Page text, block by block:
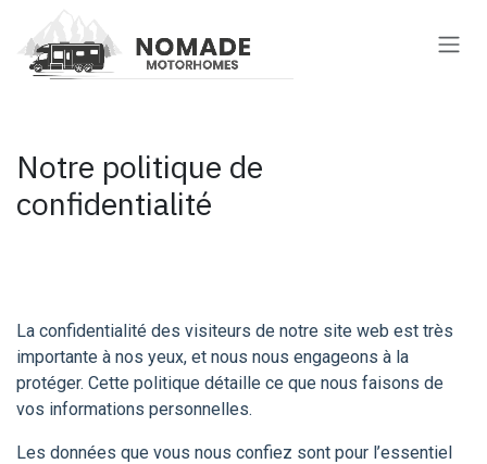
Notre politique de
confidentialité
La confidentialité des visiteurs de notre site web est très
importante à nos yeux, et nous nous engageons à la
protéger. Cette politique détaille ce que nous faisons de
vos informations personnelles.
Les données que vous nous confiez sont pour l’essentiel